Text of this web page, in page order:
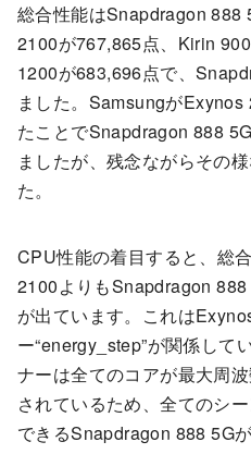
総合性能はSnapdragon 888
2100が767,865点、Kirin
1200が683,696点で、
ました。Samsungが
たことでSnapdragon 888
ましたが、残念ながらその
た。
CPU性能の着目すると、総
2100よりもSnapdragon
が出ています。これは
ー“energy_step”が関係して
ナーは全てのコアが最大周
されているため、全てのシ
できるSnapdragon 888 5G